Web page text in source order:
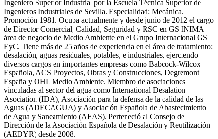
Ingeniero Superior Industrial por la Escuela Técnica Superior de
Ingenieros Industriales de Sevilla. Especialidad: Mecánica.
Promoción 1981. Ocupa actualmente y desde junio de 2012 el cargo
de Director Comercial, Calidad, Seguridad y RSC en GS INIMA
área de negocio de Medio Ambiente en el Grupo Internacional GS
EyC. Tiene más de 25 años de experiencia en el área de tratamiento:
desalación, aguas residuales, potables, e industriales, ejerciendo
diversos cargos en importantes empresas como Babcock-Wilcox
Española, ACS Proyectos, Obras y Construcciones, Degremont
España y OHL Medio Ambiente. Miembro de asociaciones
vinculadas al sector del agua como International Desalation
Asociation (IDA), Asociación para la defensa de la calidad de las
Aguas (ADECAGUA) y Asociación Española de Abastecimiento
de Agua y Saneamiento (AEAS). Perteneció al Consejo de
Dirección de la Asociación Española de Desalación y Reutilización
(AEDYR) desde 2008.